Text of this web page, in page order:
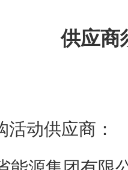
供应商
购活动供应